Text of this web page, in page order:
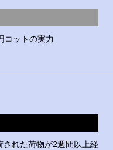
ットの実力
された荷物が2週間以上経